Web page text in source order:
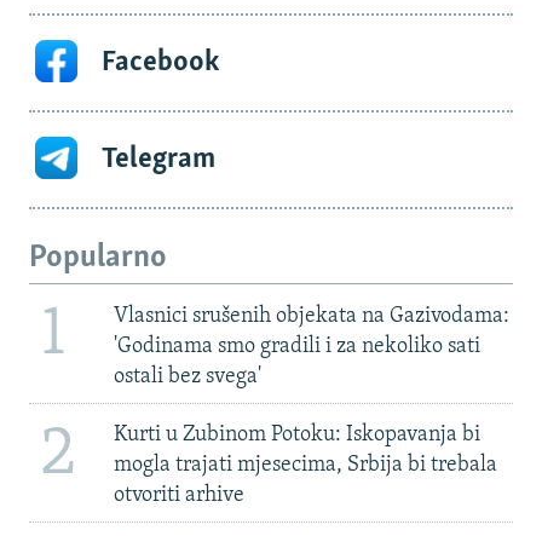
Facebook
Telegram
Popularno
1
Vlasnici srušenih objekata na Gazivodama:
'Godinama smo gradili i za nekoliko sati
ostali bez svega'
2
Kurti u Zubinom Potoku: Iskopavanja bi
mogla trajati mjesecima, Srbija bi trebala
otvoriti arhive